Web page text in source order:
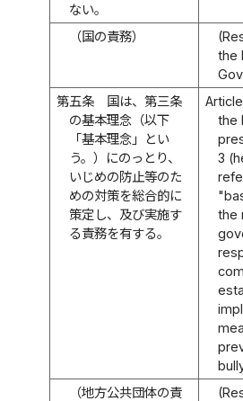
ない。
（国の責務）
the
第五条
国は、第三条
の基本理念（以下
「基本理念」とい
う。）にのっとり、
いじめの防止等のた
めの対策を総合的に
策定し、及び実施す
る責務を有する。
the
3
the
（地方公共団体の責